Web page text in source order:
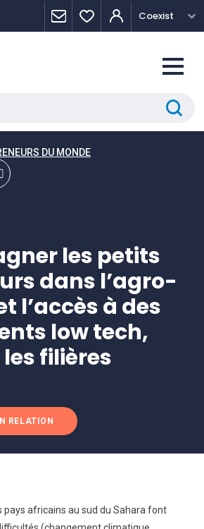
Coexist
DU MONDE
les petits
dans l’agro-
l’accès à des
low tech,
filières
RELATION
pays africains au sud du Sahara font